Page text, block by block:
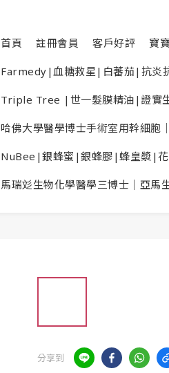
首頁 註冊會員 客戶好評 寶
Farmedy|血糖救星|白蕃茄|抗炎
Triple Tree |世一髮膜精油|證實
哈佛大學醫學博士手術室用幹細胞
NuBee|銀蜂蜜|銀蜂膠|蜂皇漿|
馬瑞彣生物化學醫學三博士｜亞馬
分享到